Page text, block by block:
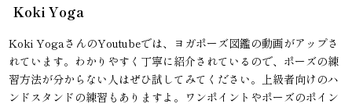
Koki Yoga
Koki YogaさんのYoutubeでは、ヨガポーズ図鑑の動画がアップさ
れています。わかりやすく丁寧に紹介されているので、ポーズの練
習方法が分からない人はぜひ試してみてください。上級者向けのハ
ンドスタンドの練習もありますよ。ワンポイントやポーズのポイン